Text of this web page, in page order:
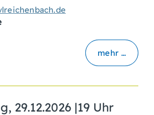
mehr …
29.12.2026 |19 Uhr